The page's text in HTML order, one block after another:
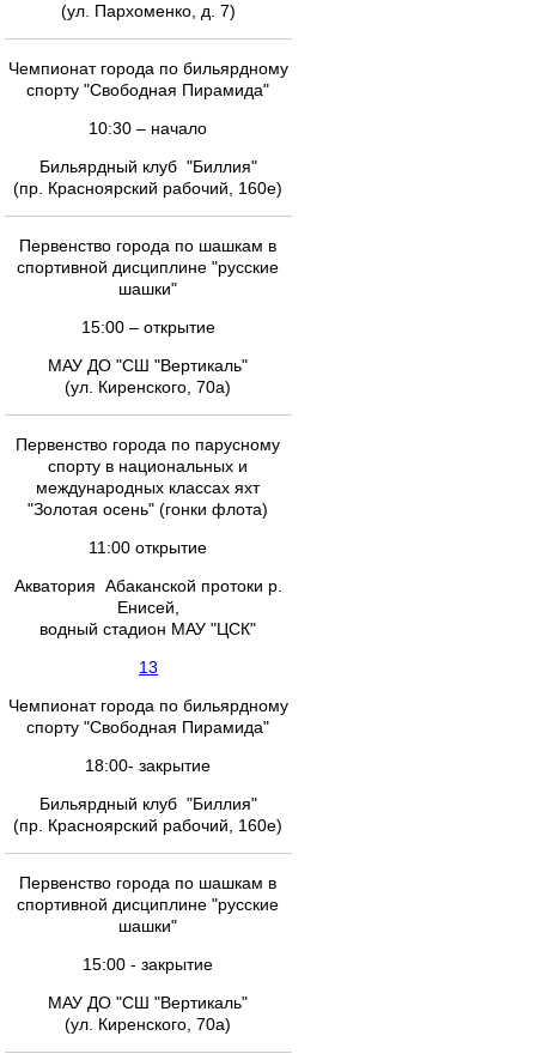
(ул. Пархоменко, д. 7)
Чемпионат города по бильярдному
спорту "Свободная Пирамида"
10:30 – начало
Бильярдный клуб "Биллия"
(пр. Красноярский рабочий, 160е)
Первенство города по шашкам в
спортивной дисциплине "русские
шашки"
15:00 – открытие
МАУ ДО "СШ "Вертикаль"
(ул. Киренского, 70а)
Первенство города по парусному
спорту в национальных и
международных классах яхт
"Золотая осень" (гонки флота)
11:00 открытие
Акватория Абаканской протоки р.
Енисей,
водный стадион МАУ "ЦСК"
13
Чемпионат города по бильярдному
спорту "Свободная Пирамида"
18:00- закрытие
Бильярдный клуб "Биллия"
(пр. Красноярский рабочий, 160е)
Первенство города по шашкам в
спортивной дисциплине "русские
шашки"
15:00 - закрытие
МАУ ДО "СШ "Вертикаль"
(ул. Киренского, 70а)